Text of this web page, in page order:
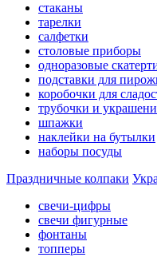
стаканы
тарелки
салфетки
столовые приборы
одноразовые
подставки для
коробочки для
трубочки и
шпажки
наклейки на бутылки
наборы посуды
Праздничные колпаки
свечи-цифры
свечи фигурные
фонтаны
топперы